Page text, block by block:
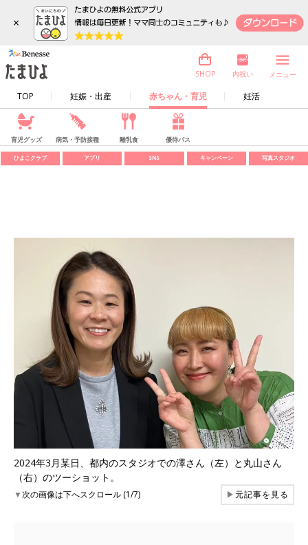
×
TOP 妊娠・出産 赤ちゃん・育児 妊活
SHOP 内祝い メニュー
育児グッズ 病気・予防接種 離乳食 優待パス
ひよこクラブ アプリ SNS キャンペーン 写真スタジオ
2024年3月某日、都内のスタジオでの澤さん（左）と丸山さん
（右）のツーショット。
▼次の画像は下へスクロール (1/7) ▶元記事を見る